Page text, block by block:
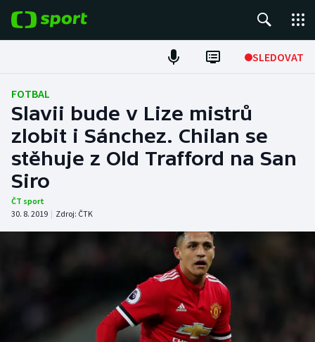
SLEDOVAT
Fotbal
Hokej
Tenis
Atletika
Baseball a softbal
FOTBAL
Slavii bude v Lize mistrů
zlobit i Sánchez. Chilan se
stěhuje z Old Trafford na San
Siro
ČT sport
30. 8. 2019 | Zdroj: ČTK